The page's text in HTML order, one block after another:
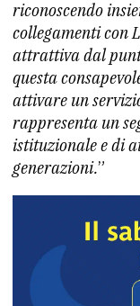
riconoscendo
collegamenti con
attrattiva dal
questa
attivare un
rappresenta un
istituzionale e di
generazioni.”